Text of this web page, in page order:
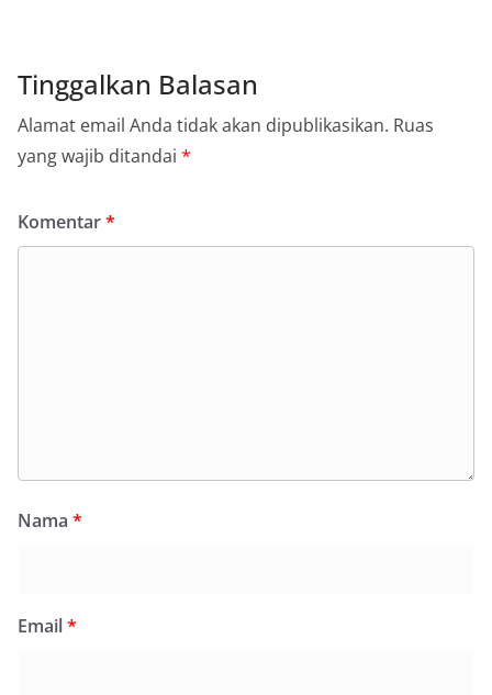
Tinggalkan Balasan
Alamat email Anda tidak akan dipublikasikan. Ruas
yang wajib ditandai *
Komentar*
Nama *
Email*